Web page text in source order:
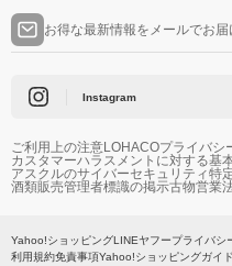
お得な最新情報をメールでお届
Instagram
ご利用上の注意LOHACOプライバシ
カスタマーハラスメントに対する基
アスクルのサイバーセキュリティ特
酒類販売管理者標識の掲示古物営業
Yahoo!ショッピングLINEヤフープライバシ
利用規約免責事項Yahoo!ショッピングガイ